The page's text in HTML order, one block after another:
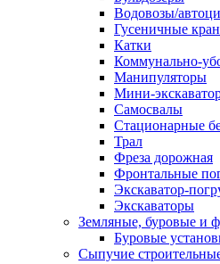
Водовозы/
Гусеничные
Катки
Коммунально-
Манипуляторы
Мини-
Самосвалы
Стационарные
Трал
Фреза дорожная
Фронтальные
Экскаватор-
Экскаваторы
Земляные, буровые и
Буровые
Сыпучие